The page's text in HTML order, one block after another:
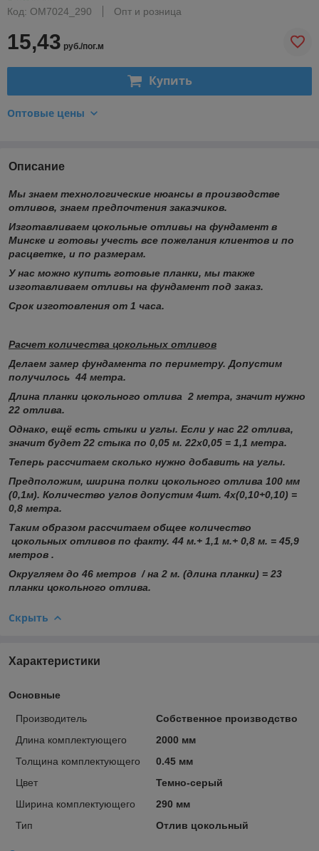
Код: OM7024_290
Опт и розница
15,43 руб./пог.м
Купить
Оптовые цены
Описание
Мы знаем технологические нюансы в производстве
отливов, знаем предпочтения заказчиков.
Изготавливаем цокольные отливы на фундамент в
Минске и готовы учесть все пожелания клиентов и по
расцветке, и по размерам.
У нас можно купить готовые планки, мы также
изготавливаем отливы на фундамент под заказ.
Срок изготовления от 1 часа.
Расчет количества цокольных отливов
Делаем замер фундамента по периметру. Допустим
получилось 44 метра.
Длина планки цокольного отлива 2 метра, значит нужно
22 отлива.
Однако, ещё есть стыки и углы. Если у нас 22 отлива,
значит будет 22 стыка по 0,05 м. 22х0,05 = 1,1 метра.
Теперь рассчитаем сколько нужно добавить на углы.
Предположим, ширина полки цокольного отлива 100 мм
(0,1м). Количество углов допустим 4шт. 4х(0,10+0,10) =
0,8 метра.
Таким образом рассчитаем общее количество
цокольных отливов по факту. 44 м.+ 1,1 м.+ 0,8 м. = 45,9
метров .
Округляем до 46 метров / на 2 м. (длина планки) = 23
планки цокольного отлива.
Скрыть
Характеристики
Основные
Производитель
Собственное производство
Длина комплектующего
2000 мм
Толщина комплектующего
0.45 мм
Цвет
Темно-серый
Ширина комплектующего
290 мм
Тип
Отлив цокольный